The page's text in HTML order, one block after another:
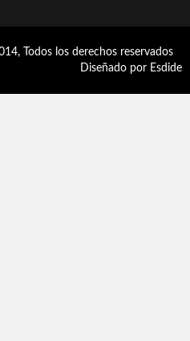
Todos los derechos reservados
Diseñado por Esdide